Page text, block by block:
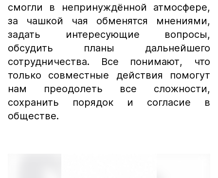
смогли в непринуждённой атмосфере,
за чашкой чая обменятся мнениями,
задать интересующие вопросы,
обсудить планы дальнейшего
сотрудничества. Все понимают, что
только совместные действия помогут
нам преодолеть все сложности,
сохранить порядок и согласие в
обществе.